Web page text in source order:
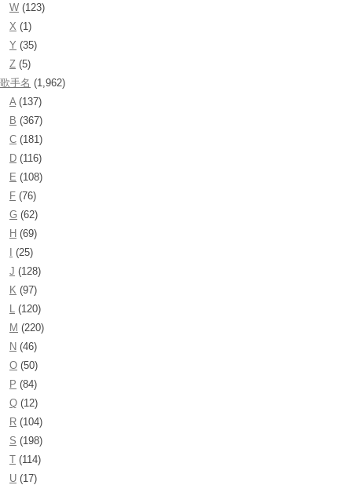
W (123)
X (1)
Y (35)
Z (5)
歌手名 (1,962)
A(137)
B (367)
C (181)
D (116)
E (108)
F (76)
G (62)
H (69)
(25)
J (128)
K (97)
L (120)
M (220)
N (46)
O (50)
P (84)
Q (12)
R (104)
S (198)
T (114)
U (17)